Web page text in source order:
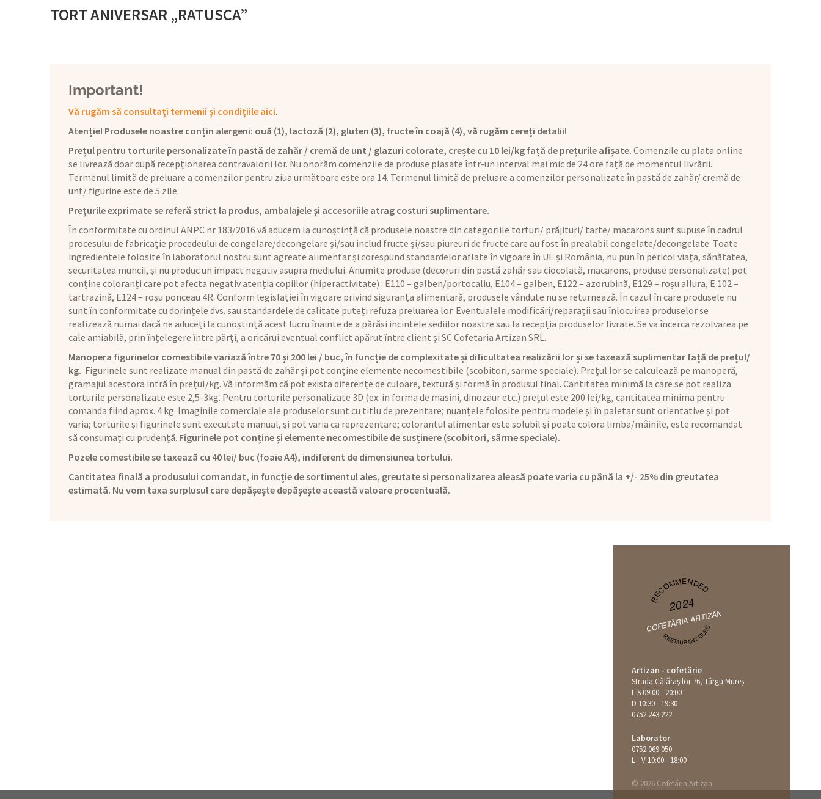
TORT ANIVERSAR „RATUSCA”
Important!
Vă rugăm să consultați termenii și condițiile aici.
Atenție! Produsele noastre conțin alergeni: ouă (1), lactoză (2), gluten (3), fructe în coajă (4), vă rugăm cereți detalii!
Prețul pentru torturile personalizate în pastă de zahăr / cremă de unt / glazuri colorate, crește cu 10 lei/kg față de prețurile afișate. Comenzile cu plata online
se livrează doar după recepționarea contravalorii lor. Nu onorăm comenzile de produse plasate într-un interval mai mic de 24 ore față de momentul livrării.
Termenul limită de preluare a comenzilor pentru ziua următoare este ora 14. Termenul limită de preluare a comenzilor personalizate în pastă de zahăr/ cremă de
unt/ figurine este de 5 zile.
Prețurile exprimate se referă strict la produs, ambalajele și accesoriile atrag costuri suplimentare.
În conformitate cu ordinul ANPC nr 183/2016 vă aducem la cunoștință că produsele noastre din categoriile torturi/ prăjituri/ tarte/ macarons sunt supuse în cadrul
procesului de fabricație procedeului de congelare/decongelare și/sau includ fructe și/sau piureuri de fructe care au fost în prealabil congelate/decongelate. Toate
ingredientele folosite în laboratorul nostru sunt agreate alimentar și corespund standardelor aflate în vigoare în UE și România, nu pun în pericol viața, sănătatea,
securitatea muncii, și nu produc un impact negativ asupra mediului. Anumite produse (decoruri din pastă zahăr sau ciocolată, macarons, produse personalizate) pot
conține coloranți care pot afecta negativ atenția copiilor (hiperactivitate) : E110 – galben/portocaliu, E104 – galben, E122 – azorubină, E129 – roșu allura, E 102 –
tartrazină, E124 – roșu ponceau 4R. Conform legislației în vigoare privind siguranța alimentară, produsele vândute nu se returnează. În cazul în care produsele nu
sunt în conformitate cu dorințele dvs. sau standardele de calitate puteți refuza preluarea lor. Eventualele modificări/reparații sau înlocuirea produselor se
realizează numai dacă ne aduceți la cunoștință acest lucru înainte de a părăsi incintele sediilor noastre sau la recepția produselor livrate. Se va încerca rezolvarea pe
cale amiabilă, prin înțelegere între părți, a oricărui eventual conflict apărut între client și SC Cofetaria Artizan SRL.
Manopera figurinelor comestibile variază între 70 și 200 lei / buc, în funcție de complexitate și dificultatea realizării lor și se taxează suplimentar față de prețul/
kg. Figurinele sunt realizate manual din pastă de zahăr și pot conține elemente necomestibile (scobitori, sarme speciale). Prețul lor se calculează pe manoperă,
gramajul acestora intră în prețul/kg. Vă informăm că pot exista diferențe de culoare, textură și formă în produsul final. Cantitatea minimă la care se pot realiza
torturile personalizate este 2,5-3kg. Pentru torturile personalizate 3D (ex: in forma de masini, dinozaur etc.) prețul este 200 lei/kg, cantitatea minima pentru
comanda fiind aprox. 4 kg. Imaginile comerciale ale produselor sunt cu titlu de prezentare; nuanțele folosite pentru modele și în paletar sunt orientative și pot
varia; torturile și figurinele sunt executate manual, și pot varia ca reprezentare; colorantul alimentar este solubil și poate colora limba/mâinile, este recomandat
să consumați cu prudență. Figurinele pot conține și elemente necomestibile de susținere (scobitori, sârme speciale).
Pozele comestibile se taxează cu 40 lei/ buc (foaie A4), indiferent de dimensiunea tortului.
Cantitatea finală a produsului comandat, in funcție de sortimentul ales, greutate si personalizarea aleasă poate varia cu până la +/- 25% din greutatea
estimată. Nu vom taxa surplusul care depășește depășește această valoare procentuală.
RECOMMENDED
2024
COFETĂRIA ARTIZAN
RESTAURANT GURU
Artizan - cofetărie
Strada Călăraşilor 76, Târgu Mureș
L-S 09:00 - 20:00
D 10:30 - 19:30
0752 243 222
Laborator
0752 069 050
L - V 10:00 - 18:00
© 2026 Cofetăria Artizan.